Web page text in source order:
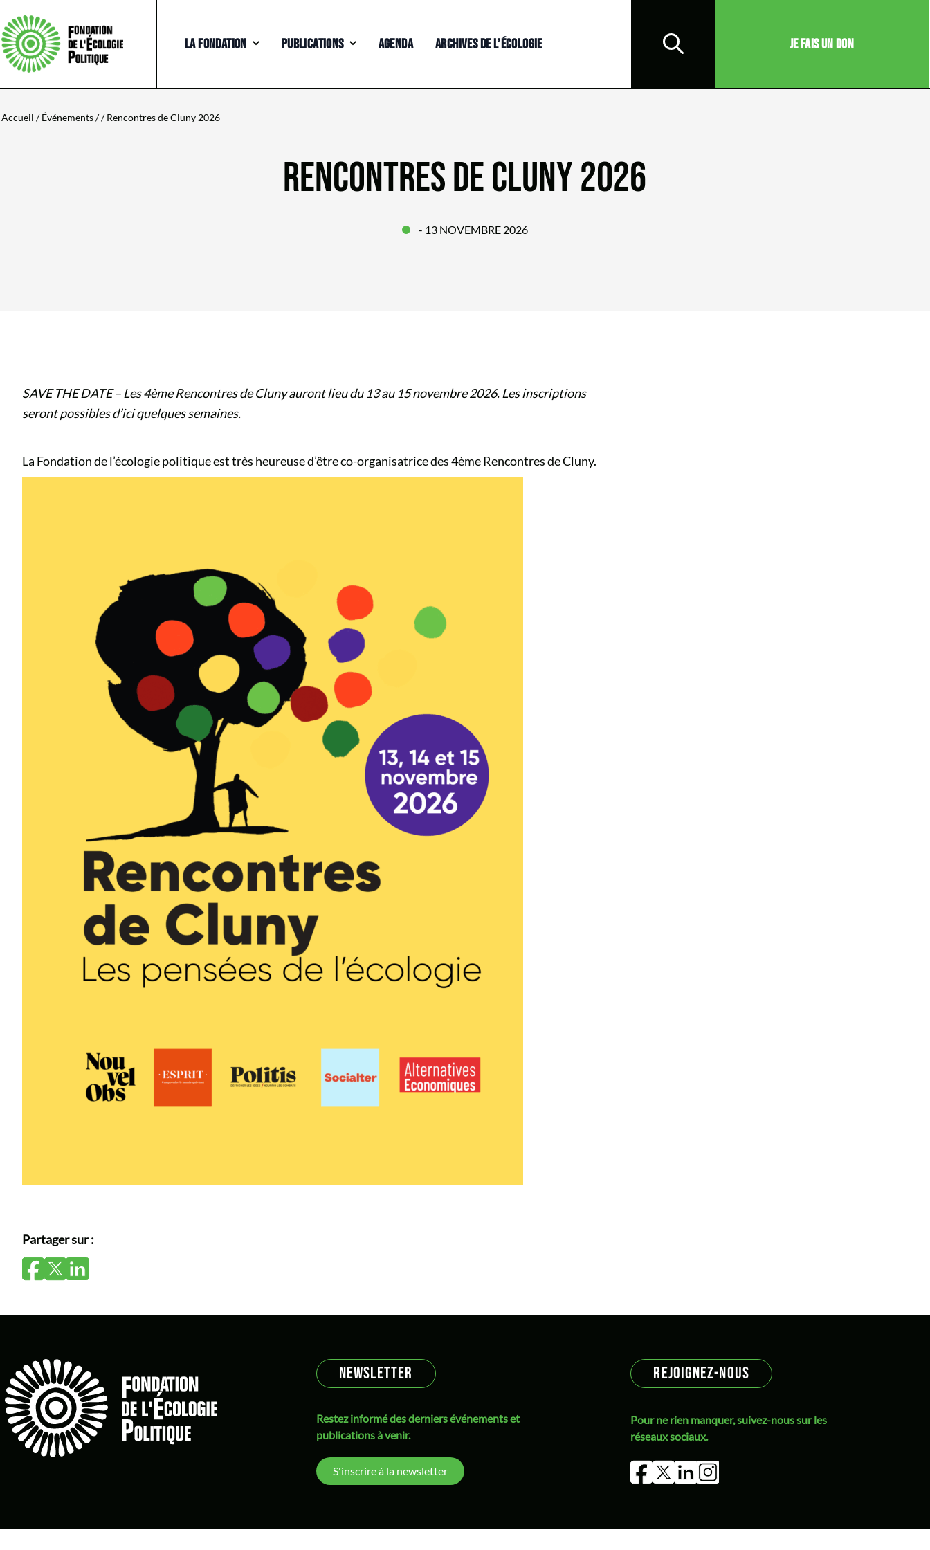
LA FONDATION PUBLICATIONS AGENDA ARCHIVES DE L’ÉCOLOGIE JE FAIS UN DON
Accueil /Événements/ / Rencontres de Cluny 2026
RENCONTRES DE CLUNY 2026
- 13 NOVEMBRE 2026
SAVE THE DATE – Les 4ème Rencontres de Cluny auront lieu du 13 au 15 novembre 2026. Les inscriptions
seront possibles d’ici quelques semaines.
La Fondation de l’écologie politique est très heureuse d’être co-organisatrice des 4ème Rencontres de Cluny.
Partager sur :
NEWSLETTER
Restez informé des derniers événements et
publications à venir.
S'inscrire à la newsletter
REJOIGNEZ-NOUS
Pour ne rien manquer, suivez-nous sur les
réseaux sociaux.